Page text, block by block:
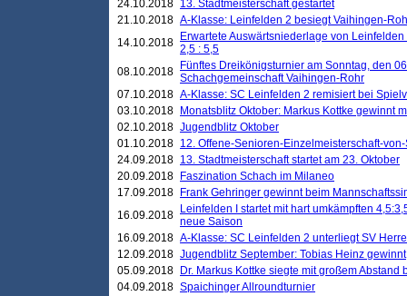
24.10.2018 13. Stadtmeisterschaft gestartet
21.10.2018 A-Klasse: Leinfelden 2 besiegt Vaihingen-
14.10.2018
Erwartete Auswärtsniederlage von
2,5 : 5,5
08.10.2018
Fünftes Dreikönigsturnier am Sonntag, den
Schachgemeinschaft Vaihingen-Rohr
07.10.2018 A-Klasse: SC Leinfelden 2 remisiert bei
03.10.2018
Monatsblitz Oktober: Markus Kottke gewinnt
02.10.2018 Jugendblitz Oktober
01.10.2018 12. Offene-Senioren-Einzelmeisterschaft-
24.09.2018 13. Stadtmeisterschaft startet am 23. Oktober
20.09.2018
Faszination Schach im Milaneo
17.09.2018
Frank Gehringer gewinnt beim
16.09.2018
Leinfelden I startet mit hart umkämpften
neue Saison
16.09.2018 A-Klasse: SC Leinfelden 2 unterliegt SV
12.09.2018 Jugendblitz September: Tobias Heinz gewinnt
05.09.2018
Dr. Markus Kottke siegte mit großem
04.09.2018 Spaichinger Allroundturnier